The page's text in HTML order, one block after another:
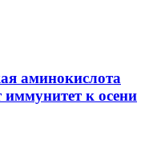
аминокислота
к осени